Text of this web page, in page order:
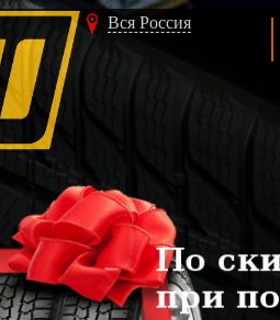
Вся Россия